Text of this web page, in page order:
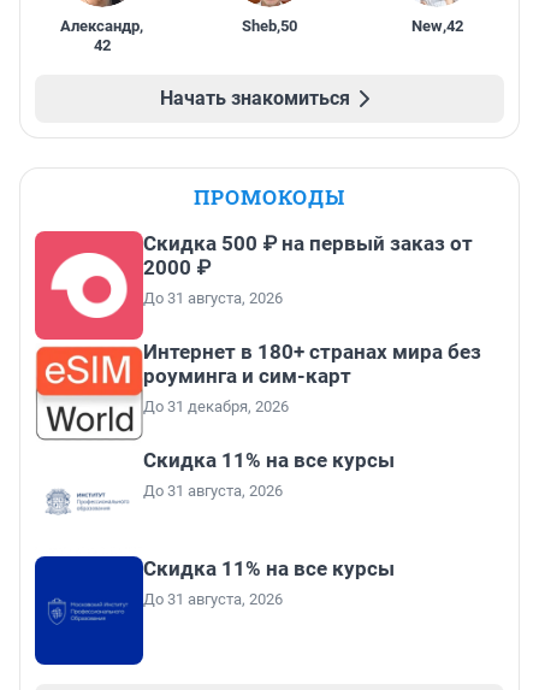
Александр,
42
Sheb,50 New,42
Начать знакомиться
ПРОМОКОДЫ
Скидка 500 ₽ на первый заказ от
2000 ₽
До 31 августа, 2026
Интернет в 180+ странах мира без
роуминга и сим-карт
До 31 декабря, 2026
Скидка 11% на все курсы
До 31 августа, 2026
Скидка 11% на все курсы
До 31 августа, 2026